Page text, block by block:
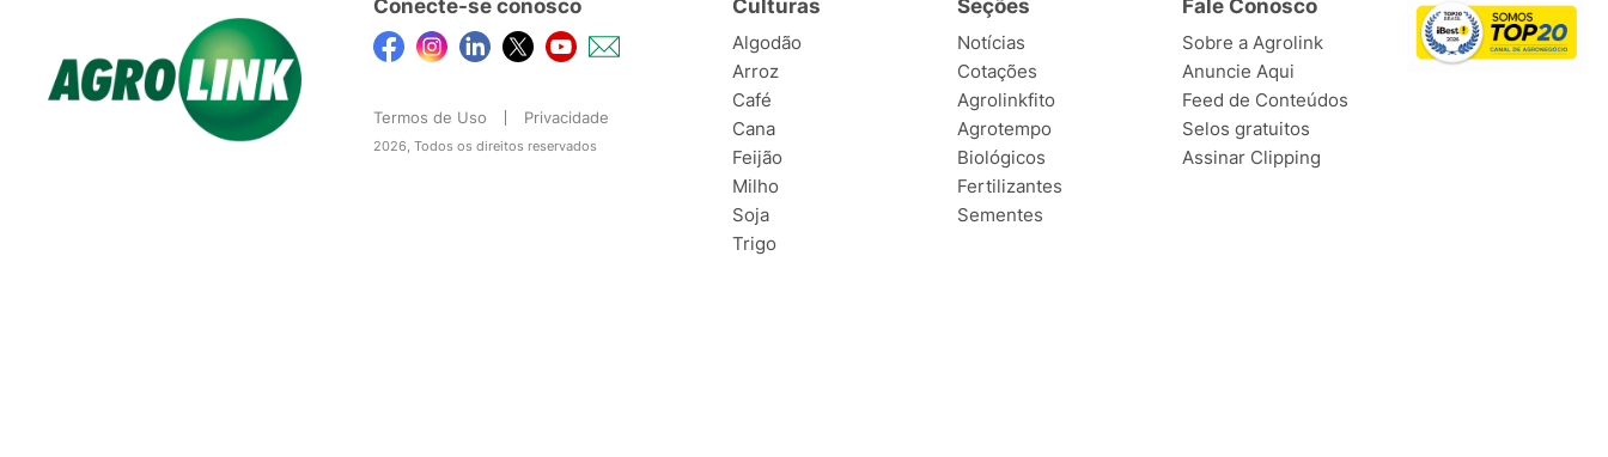
Conecte-se conosco
Termos de Uso Privacidade
2026, Todos os direitos reservados
Culturas
Algodão
Arroz
Café
Cana
Feijão
Milho
Soja
Trigo
Seções
Notícias
Cotações
Agrolinkfito
Agrotempo
Biológicos
Fertilizantes
Sementes
Fale Conosco
Sobre a Agrolink
Anuncie Aqui
Feed de Conteúdos
Selos gratuitos
Assinar Clipping